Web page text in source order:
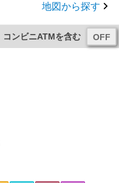
地図から探す
コンビニATMを含む